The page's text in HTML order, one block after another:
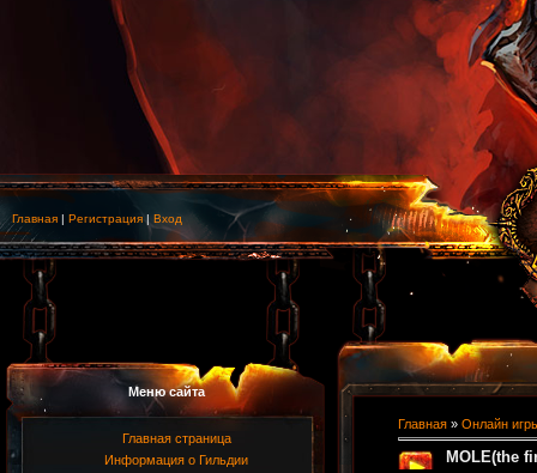
Главная | Регистрация | Вход
Меню сайта
Главная страница
Информация о Гильдии
Главная » Онлайн
MOLE(the